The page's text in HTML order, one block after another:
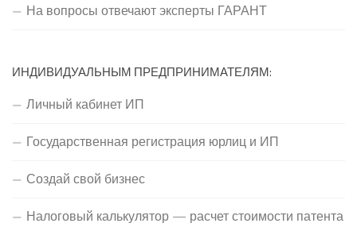
На вопросы отвечают эксперты ГАРАНТ
ИНДИВИДУАЛЬНЫМ ПРЕДПРИНИМАТЕЛЯМ:
Личный кабинет ИП
Государственная регистрация юрлиц и ИП
Создай свой бизнес
Налоговый калькулятор — расчет стоимости патента